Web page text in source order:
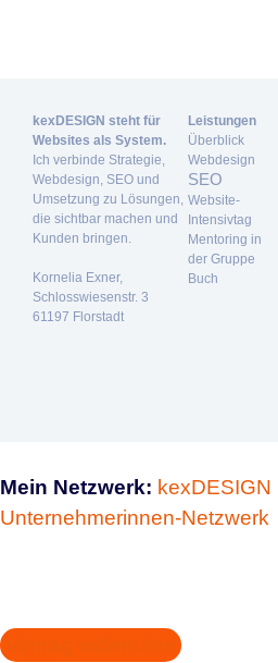
kexDESIGN steht für
Websites als System.
Ich verbinde Strategie,
Webdesign, SEO und
Umsetzung zu Lösungen,
die sichtbar machen und
Kunden bringen.
Kornelia Exner,
Schlosswiesenstr. 3
61197 Florstadt
Leistungen
Überblick
Webdesign
SEO
Website-
Intensivtag
Mentoring in
der Gruppe
Buch
Mein Netzwerk: kexDESIGN
Unternehmerinnen-Netzwerk